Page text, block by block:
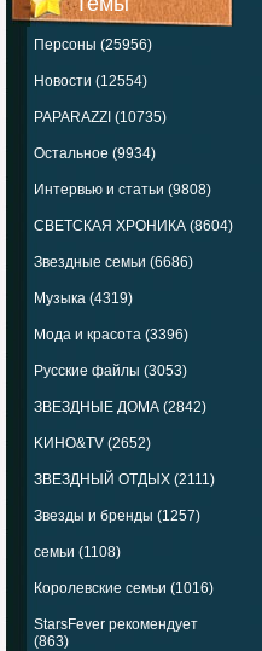
Персоны (25956)
Новости (12554)
PAPARAZZI (10735)
Остальное (9934)
Интервью и статьи (9808)
СВЕТСКАЯ ХРОНИКА (8604)
Звездные семьи (6686)
Музыка (4319)
Мода и красота (3396)
Русские файлы (3053)
ЗВЕЗДНЫЕ ДОМА (2842)
KИНО&TV (2652)
ЗВЕЗДНЫЙ ОТДЫХ (2111)
Звезды и бренды (1257)
семьи (1108)
Королевские семьи (1016)
StarsFever рекомендует
(863)